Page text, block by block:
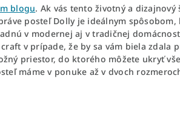
blogu. Ak vás tento životný a
posteľ Dolly je ideálnym spôsobom,
v modernej aj v tradičnej
v prípade, že by sa vám biela zdala
priestor, do ktorého môžete ukryť
máme v ponuke až v dvoch